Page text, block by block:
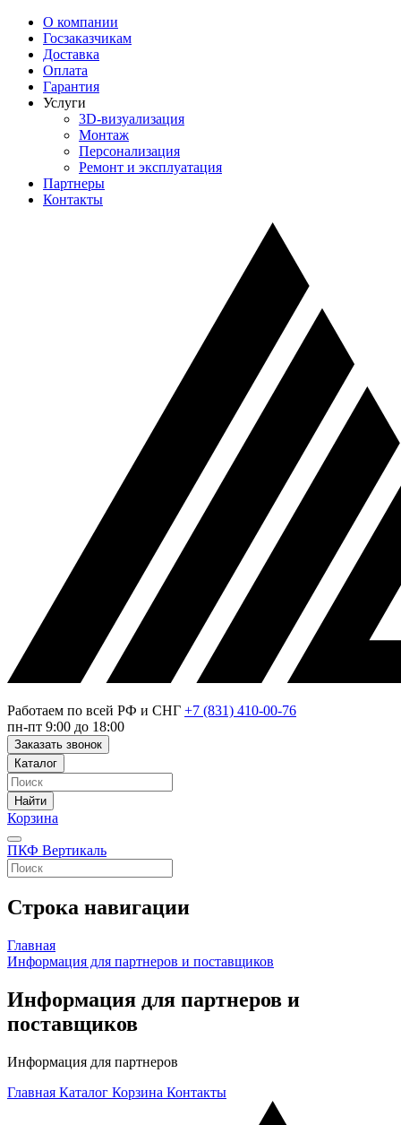
О компании
Госзаказчикам
Доставка
Оплата
Гарантия
Услуги
3D-визуализация
Монтаж
Персонализация
Ремонт и эксплуатация
Партнеры
Контакты
Работаем по всей РФ и СНГ +7 (831) 410-00-76
пн-пт 9:00 до 18:00
Заказать звонок
Каталог
Найти
Корзина
ПКФ Вертикаль
Строка навигации
Главная
Информация для партнеров и поставщиков
Информация для партнеров и
поставщиков
Информация для партнеров
Главная Каталог Корзина Контакты